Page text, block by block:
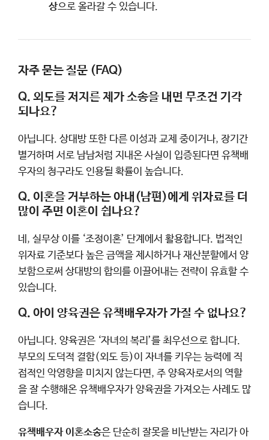
상으로 올라갈 수 있습니다.
자주 묻는 질문 (FAQ)
Q. 외도를 저지른 제가 소송을 내면 무조건 기각
되나요?
아닙니다. 상대방 또한 다른 이성과 교제 중이거나, 장기간
별거하며 서로 남남처럼 지내온 사실이 입증된다면 유책배
우자의 청구라도 인용될 확률이 높습니다.
Q. 이혼을 거부하는 아내(남편)에게 위자료를 더
많이 주면 이혼이 쉽나요?
네, 실무상 이를 ‘조정이혼’ 단계에서 활용합니다. 법적인
위자료 기준보다 높은 금액을 제시하거나 재산분할에서 양
보함으로써 상대방의 합의를 이끌어내는 전략이 유효할 수
있습니다.
Q. 아이 양육권은 유책배우자가 가질 수 없나요?
아닙니다. 양육권은 ‘자녀의 복리’를 최우선으로 합니다.
부모의 도덕적 결함(외도 등)이 자녀를 키우는 능력에 직
접적인 악영향을 미치지 않는다면, 주 양육자로서의 역할
을 잘 수행해온 유책배우자가 양육권을 가져오는 사례도 많
습니다.
유책배우자 이혼소송은 단순히 잘못을 비난받는 자리가 아